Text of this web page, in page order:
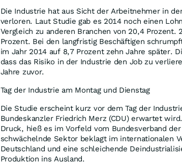
Die Industrie hat aus Sicht der Arbeitnehmer in
verloren. Laut Studie gab es 2014 noch einen
Vergleich zu anderen Branchen von 20,4 Prozent.
Prozent. Bei den langfristig Beschäftigen
im Jahr 2014 auf 8,7 Prozent zehn Jahre später.
dass das Risiko in der Industrie den Job zu
Jahre zuvor.
Tag der Industrie am Montag und Dienstag
Die Studie erscheint kurz vor dem Tag der
Bundeskanzler Friedrich Merz (CDU) erwartet
Druck, hieß es im Vorfeld vom Bundesverband
schwächelnde Sektor beklagt im internationalen
Deutschland und eine schleichende
Produktion ins Ausland.